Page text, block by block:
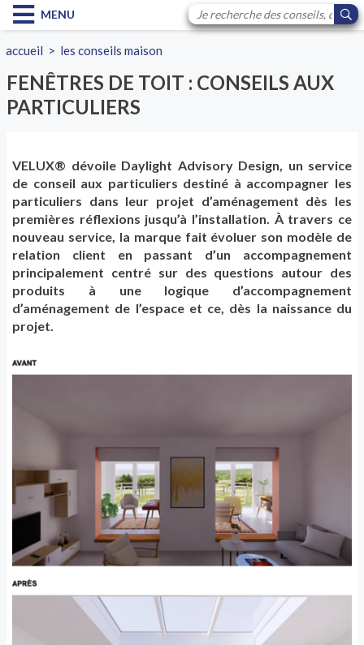
MENU
accueil > les conseils maison
FENÊTRES DE TOIT : CONSEILS AUX
PARTICULIERS
VELUX® dévoile Daylight Advisory Design, un service
de conseil aux particuliers destiné à accompagner les
particuliers dans leur projet d’aménagement dès les
premières réflexions jusqu’à l’installation. À travers ce
nouveau service, la marque fait évoluer son modèle de
relation client en passant d’un accompagnement
principalement centré sur des questions autour des
produits à une logique d’accompagnement
d’aménagement de l’espace et ce, dès la naissance du
projet.